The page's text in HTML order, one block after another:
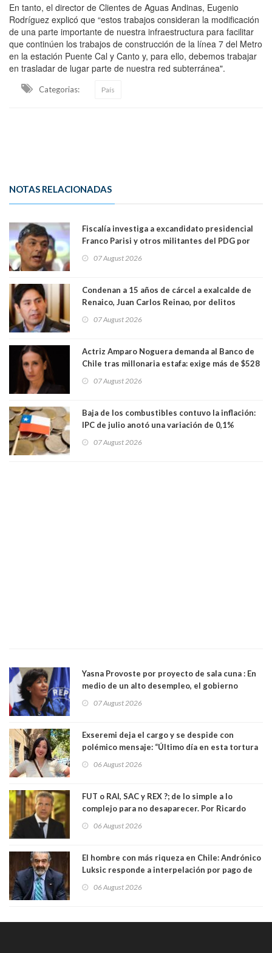
En tanto, el director de Clientes de Aguas Andinas, Eugenio
Rodríguez explicó que “estos trabajos consideran la modificación
de una parte importante de nuestra infraestructura para facilitar
que continúen los trabajos de construcción de la línea 7 del Metro
en la estación Puente Cal y Canto y, para ello, debemos trabajar
en trasladar de lugar parte de nuestra red subterránea".
Categorias: País
NOTAS RELACIONADAS
Fiscalía investiga a excandidato presidencial
Franco Parisi y otros militantes del PDG por
07 August 2026
Condenan a 15 años de cárcel a exalcalde de
Renaico, Juan Carlos Reinao, por delitos
07 August 2026
Actriz Amparo Noguera demanda al Banco de
Chile tras millonaria estafa: exige más de $528
07 August 2026
Baja de los combustibles contuvo la inflación:
IPC de julio anotó una variación de 0,1%
07 August 2026
Yasna Provoste por proyecto de sala cuna : En
medio de un alto desempleo, el gobierno
07 August 2026
Exseremi deja el cargo y se despide con
polémico mensaje: “Último día en esta tortura
06 August 2026
FUT o RAI, SAC y REX ?; de lo simple a lo
complejo para no desaparecer. Por Ricardo
06 August 2026
El hombre con más riqueza en Chile: Andrónico
Luksic responde a interpelación por pago de
día que me muera”
06 August 2026